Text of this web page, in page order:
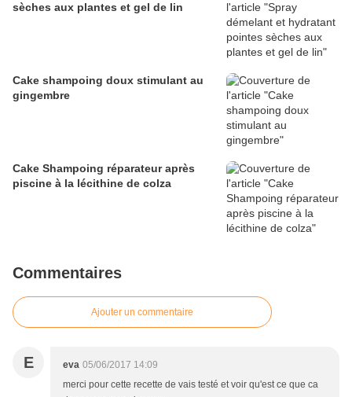
sèches aux plantes et gel de lin
Cake shampoing doux stimulant au
gingembre
Cake Shampoing réparateur après
piscine à la lécithine de colza
Commentaires
Ajouter un commentaire
E eva 05/06/2017 14:09
merci pour cette recette de vais testé et voir qu'est ce que ca